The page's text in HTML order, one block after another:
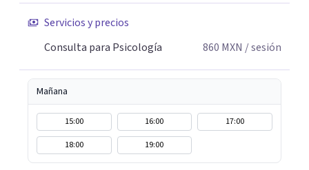
Servicios y precios
Consulta para Psicología
860 MXN / sesión
Mañana
15:00 16:00
17:00
18:00
19:00